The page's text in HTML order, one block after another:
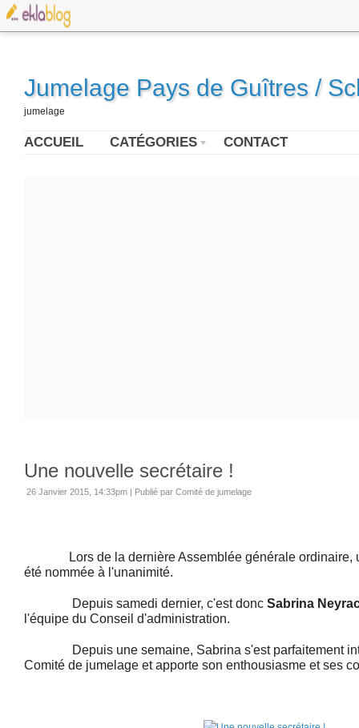
Jumelage Pays de Guîtres /
jumelage
ACCUEIL CATÉGORIES CONTACT
Une nouvelle secrétaire !
26 Janvier 2015, 14:33pm | Publié par Comité de jumelage
Lors de la dernière Assemblée générale ordinaire,
été nommée à l'unanimité.
Depuis samedi dernier, c'est donc Sabrina
l'équipe du Conseil d'administration.
Depuis une semaine, Sabrina s'est parfaitement
Comité de jumelage et apporte son enthousiasme et ses